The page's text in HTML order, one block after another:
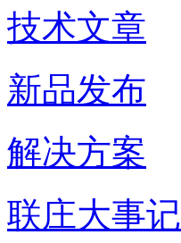
技术文章
新品发布
解决方案
联庄大事记